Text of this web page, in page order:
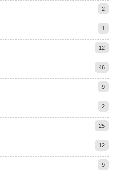
2
1
12
46
9
2
25
12
9